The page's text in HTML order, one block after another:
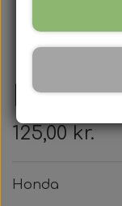
Honda
125,00 kr.
Honda